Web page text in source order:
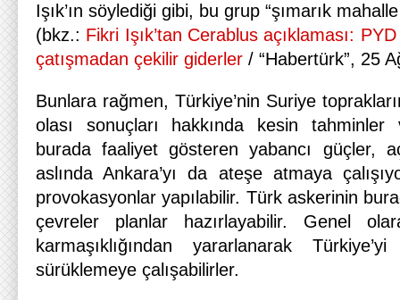
Işık’ın söylediği gibi, bu grup “şımarık
(bkz.: Fikri Işık’tan Cerablus açıklaması:
çatışmadan çekilir giderler / “Habertürk”, 25
Bunlara rağmen, Türkiye’nin Suriye
olası sonuçları hakkında kesin
burada faaliyet gösteren yabancı güçler,
aslında Ankara’yı da ateşe atmaya
provokasyonlar yapılabilir. Türk askerinin
çevreler planlar hazırlayabilir. Genel
karmaşıklığından yararlanarak
sürüklemeye çalışabilirler.